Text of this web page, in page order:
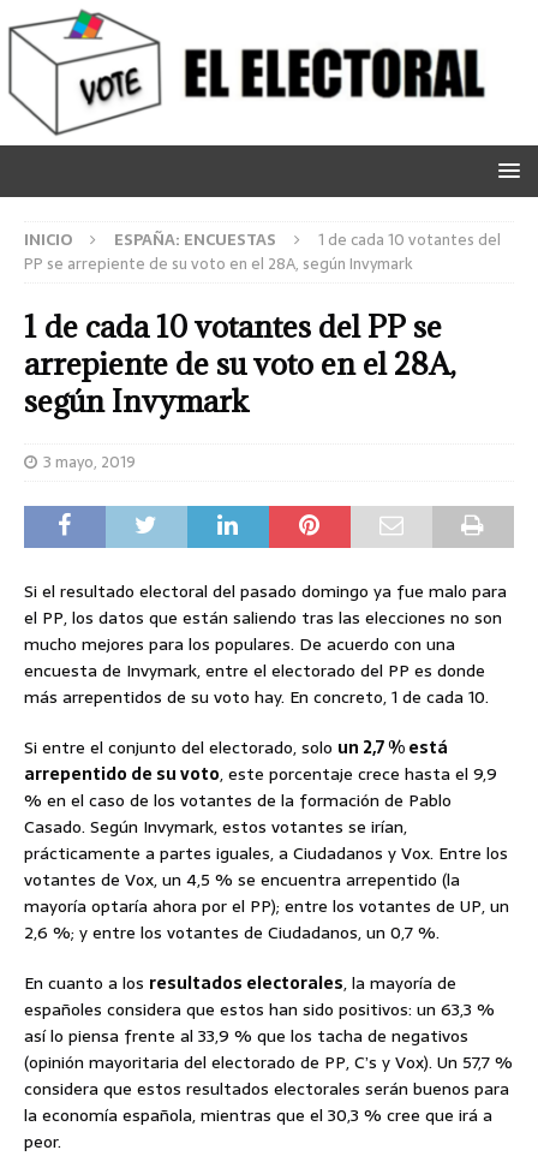
INICIO ESPAÑA: ENCUESTAS
1 de cada 10 votantes del
PP se arrepiente de su voto en el 28A, según Invymark
1 de cada 10 votantes del PP se
arrepiente de su voto en el 28A,
según Invymark
3 mayo, 2019
Si el resultado electoral del pasado domingo ya fue malo para
el PP, los datos que están saliendo tras las elecciones no son
mucho mejores para los populares. De acuerdo con una
encuesta de Invymark, entre el electorado del PP es donde
más arrepentidos de su voto hay. En concreto, 1 de cada 10.
Si entre el conjunto del electorado, solo un 2,7 % está
arrepentido de su voto, este porcentaje crece hasta el 9,9
% en el caso de los votantes de la formación de Pablo
Casado. Según Invymark, estos votantes se irían,
prácticamente a partes iguales, a Ciudadanos y Vox. Entre los
votantes de Vox, un 4,5 % se encuentra arrepentido (la
mayoría optaría ahora por el PP); entre los votantes de UP, un
2,6 %; y entre los votantes de Ciudadanos, un 0,7 %.
En cuanto a los resultados electorales, la mayoría de
españoles considera que estos han sido positivos: un 63,3 %
así lo piensa frente al 33,9 % que los tacha de negativos
(opinión mayoritaria del electorado de PP, C’s y Vox). Un 57,7 %
considera que estos resultados electorales serán buenos para
la economía española, mientras que el 30,3 % cree que irá a
peor.